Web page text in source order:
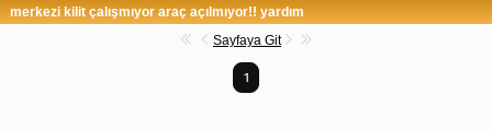
merkezi kilit çalışmıyor araç açılmıyor!! yardım
Sayfaya Git
1